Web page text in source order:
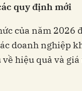
quy định mới
của năm 2026
doanh nghiệp
về hiệu quả và